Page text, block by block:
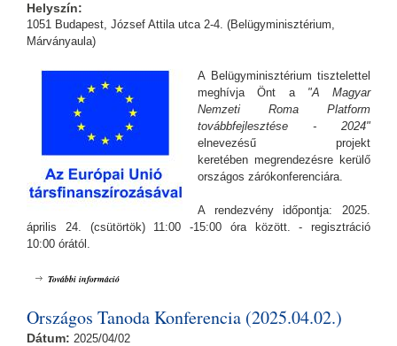
Helyszín:
1051 Budapest, József Attila utca 2-4. (Belügyminisztérium,
Márványaula)
A Belügyminisztérium tisztelettel
meghívja Önt a "A Magyar
Nemzeti Roma Platform
továbbfejlesztése - 2024"
elnevezésű projekt
keretében megrendezésre kerülő
országos zárókonferenciára.
A rendezvény időpontja: 2025.
április 24. (csütörtök) 11:00 -15:00 óra között. - regisztráció
10:00 órától.
További információ
Országos Tanoda Konferencia (2025.04.02.)
Dátum: 2025/04/02